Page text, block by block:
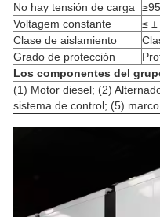
No hay tensión de carga
Voltagem constante
≤ ±
Clase de aislamiento
Grado de protección
Los componentes del
(1) Motor diesel; (2)
sistema de control; (5) marco